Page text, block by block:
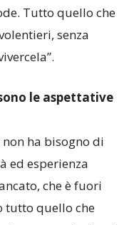
che il voto era già
Tutto quello che
senza
le aspettative
ha bisogno di
ed esperienza
che è fuori